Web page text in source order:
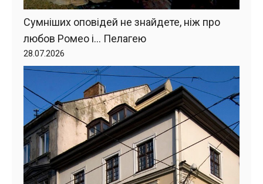
Сумніших оповідей не знайдете, ніж про
любов Ромео і… Пелагею
28.07.2026